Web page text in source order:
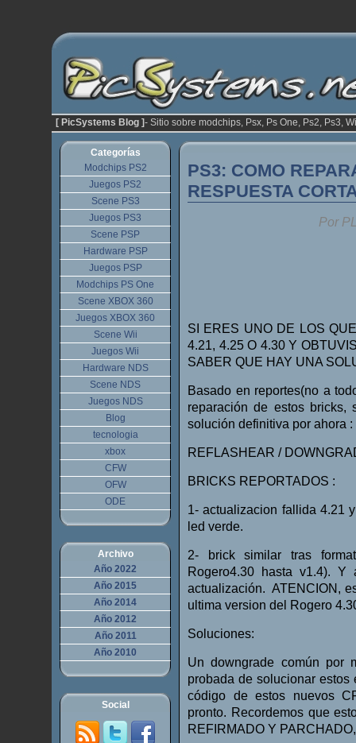
[ PicSystems Blog ]- Sitio sobre modchips, Psx, Ps One, Ps2, Ps3,
PS3: COMO
RESPUESTA
Por
SI ERES UNO DE LOS
4.21, 4.25 O 4.30 Y
SABER QUE HAY UNA
Basado en reportes(no a
reparación de estos
solución definitiva por ahora :
REFLASHEAR /
BRICKS REPORTADOS :
1- actualizacion fallida 4.21
led verde.
2- brick similar tras
Rogero4.30 hasta v1.4).
actualización. ATENCION,
ultima version del Rogero
Soluciones:
Un downgrade común por
probada de solucionar
código de estos nuevos
pronto. Recordemos que
REFIRMADO Y
Categorías
Modchips PS2
Juegos PS2
Scene PS3
Juegos PS3
Scene PSP
Hardware PSP
Juegos PSP
Modchips PS One
Scene XBOX 360
Juegos XBOX 360
Scene Wii
Juegos Wii
Hardware NDS
Scene NDS
Juegos NDS
Blog
tecnologia
xbox
CFW
OFW
ODE
Archivo
Año 2022
Año 2015
Año 2014
Año 2012
Año 2011
Año 2010
Social